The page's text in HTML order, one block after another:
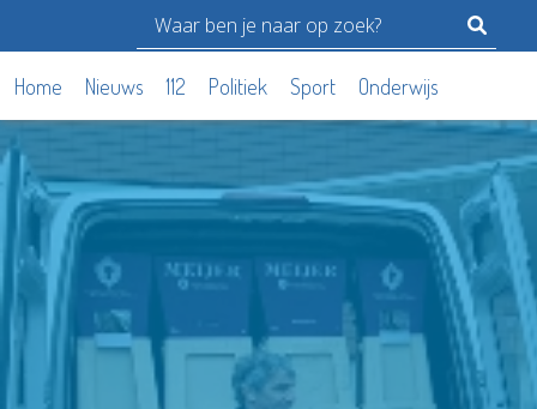
Home Nieuws 112 Politiek Sport Onderwijs